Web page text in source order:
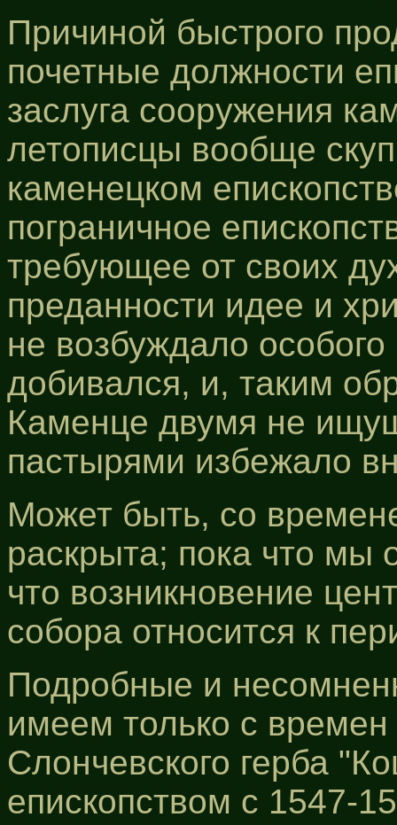
Причиной быстрого
почетные должности
заслуга сооружения
летописцы вообще
каменецком
пограничное
требующее от своих
преданности идее и
не возбуждало
добивался, и, таким
Каменце двумя не
пастырями избежало
Может быть, со
раскрыта; пока что мы
что возникновение
собора относится к
Подробные и
имеем только с
Слончевского герба
епископством с 1547-